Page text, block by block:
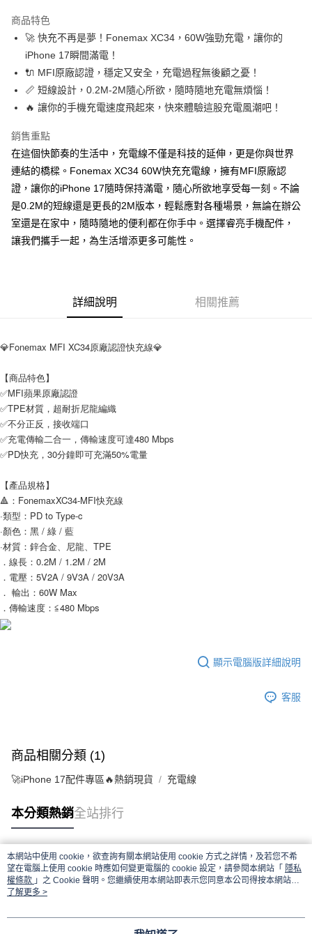
Apple Pay
街口支付
悠遊付
ATM付款
全家取貨付款
每筆NT$65，滿NT$690(含以上)免運費
付款後全家取貨
付款後7-11取貨
每筆NT$65，滿NT$690(含以上)免運費
宅配
付款後門市自取
免運費
商品特色
🚀 快充不再是夢！Fonemax XC34，60W強勁充電，讓你的
iPhone 17瞬間滿電！
🔌 MFI原廠認證，穩定又安全，充電過程無後顧之憂！
📏 短線設計，0.2M-2M隨心所欲，隨時隨地充電無煩惱！
🔥 讓你的手機充電速度飛起來，快來體驗這股充電風潮吧！
銷售重點
在這個快節奏的生活中，充電線不僅是科技的延伸，更是你與世界
連結的橋樑。Fonemax XC34 60W快充充電線，擁有MFI原廠認
證，讓你的iPhone 17隨時保持滿電，隨心所欲地享受每一刻。不論
是0.2M的短線還是更長的2M版本，輕鬆應對各種場景，無論在辦公
室還是在家中，隨時隨地的便利都在你手中。選擇睿亮手機配件，
讓我們攜手一起，為生活增添更多可能性。
詳細說明 相關推薦
💎Fonemax MFI XC34原廠認證快充線💎
【商品特色】
✅MFI蘋果原廠認證
✅TPE材質，超耐折尼龍編織
✅不分正反，接收端口
✅充電傳輸二合一，傳輸速度可達480 Mbps
✅PD快充，30分鐘即可充滿50%電量
【產品規格】
🔺：FonemaxXC34-MFI快充線
·類型：PD to Type-c
·顏色：黑 / 綠 / 藍
·材質：鋅合金、尼龍、TPE
．線長：0.2M / 1.2M / 2M
．電壓：5V2A / 9V3A / 20V3A
． 輸出：60W Max
．傳輸速度：≦480 Mbps
顯示電腦版詳細說明
客服
商品相關分類 (1)
🚀iPhone 17配件專區🔥熱銷現貨 充電線
本分類熱銷全站排行
熱門標籤
本網站中使用 cookie，欲查詢有關本網站使用 cookie 方式之詳情，及若您不希
望在電腦上使用 cookie 時應如何變更電腦的 cookie 設定，請參閱本網站「 隱私
權條款 」之 Cookie 聲明。您繼續使用本網站即表示您同意本公司得按本網站使
用條款之 Cookie 聲明使用 cookie。
了解更多 >